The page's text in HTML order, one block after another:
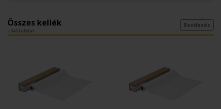
Összes kellék
- 342 találat
Rendezés